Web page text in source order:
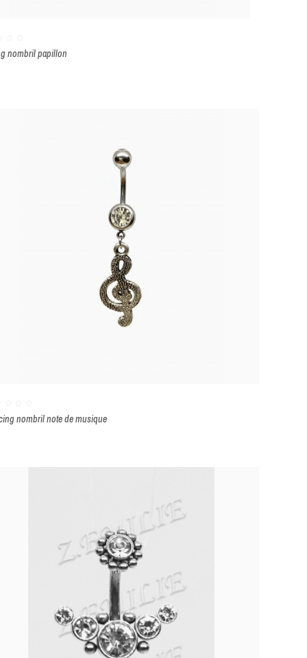
nombril papillon
nombril note de musique